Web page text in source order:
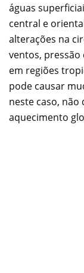
águas
central e
alterações na
ventos,
em regiões
pode causar
neste caso,
aquecimento